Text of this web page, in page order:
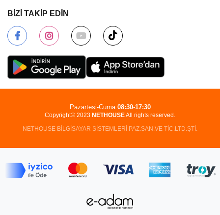
BİZİ TAKİP EDİN
Copyright© 2023 NETHOUSEAll rights reserved.
NETHOUSE BİLGİSAYAR SİSTEMLERİ PAZ.SAN.VE TİC.LTD.ŞTİ.
Pazartesi-Cuma 08:30-17:30